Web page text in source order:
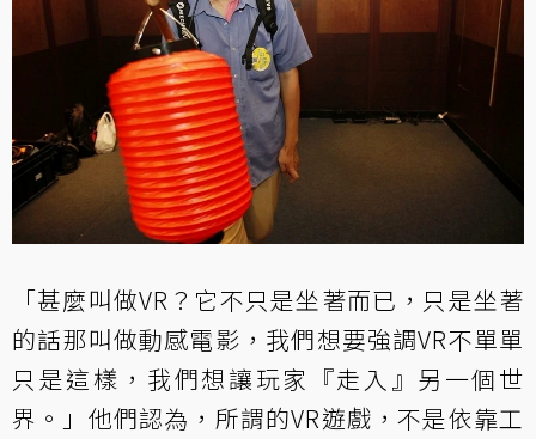
「甚麼叫做VR？它不只是坐著而已，只是坐著
的話那叫做動感電影，我們想要強調VR不單單
只是這樣，我們想讓玩家『走入』另一個世
界。」他們認為，所謂的VR遊戲，不是依靠工